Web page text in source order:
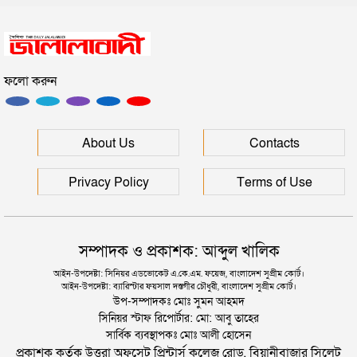
প্রধানমন্ত্রী
সিলেটে আরও দুইজনের মৃত্যু, হাসপাতালে ৩ শতাধিক
ফলো করুন
About Us Contacts
Privacy Policy Terms of Use
সম্পাদক ও প্রকাশক: আব্দুল খালিক
আইন-উপদেষ্টা: সিনিয়র এডভোকেট এ.কে.এম. ফয়েজ, বাংলাদেশ সুপ্রীম কোর্ট।
আইন-উপদেষ্টা: ব্যারিস্টার ফয়সাল দস্তগীর চৌধুরী, বাংলাদেশ সুপ্রীম কোর্ট।
উপ-সম্পাদকঃ মোঃ সুমন আহমদ
সিনিয়র স্টাফ রিপোর্টার: মো: আবু তাহের
সার্বিক ব্যবস্থাপকঃ মোঃ আলী হোসেন
প্রকাশক কর্তৃক উত্তরা অফসেট প্রিন্টার্স কলেজ রোড, বিয়ানীবাজার সিলেট